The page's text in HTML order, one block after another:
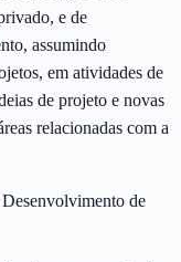
e de
assumindo
em atividades de
de projeto e novas
relacionadas com a
de